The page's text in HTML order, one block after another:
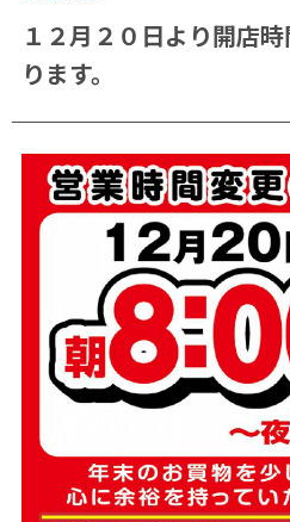
１２月２０日より開店
ります。